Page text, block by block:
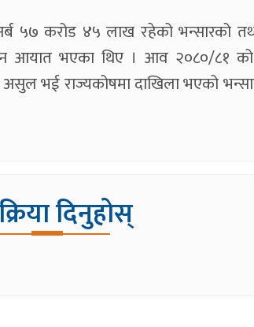
५७ करोड ४५ लाख रहेको भन्सारको
आयात भएका थिए । आव २०८०/८१ को
भई राज्यकोषमा दाखिला भएको
दिनुहोस्